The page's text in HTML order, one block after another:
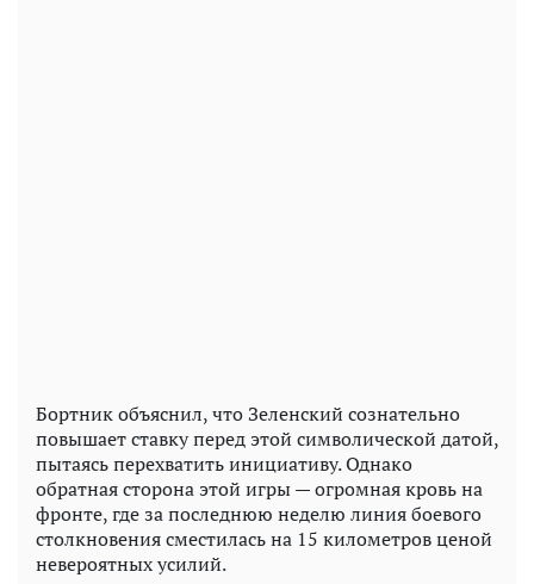
Бортник объяснил, что Зеленский сознательно
повышает ставку перед этой символической датой,
пытаясь перехватить инициативу. Однако
обратная сторона этой игры — огромная кровь на
фронте, где за последнюю неделю линия боевого
столкновения сместилась на 15 километров ценой
невероятных усилий.